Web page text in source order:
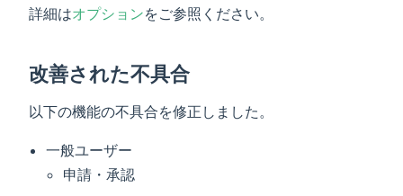
詳細はオプションをご参照ください。
改善された不具合
以下の機能の不具合を修正しました。
一般ユーザー
申請・承認